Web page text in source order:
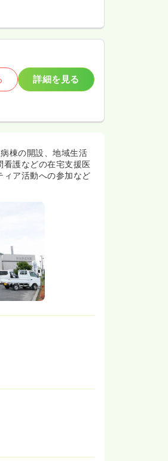
詳細を見る
棟の開設、地域生活
看護などの在宅支援医
ィア活動への参加など